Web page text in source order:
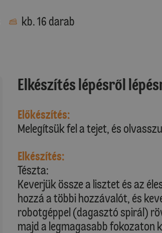
kb. 16 darab
Elkészítés lépésről
Előkészítés:
Melegítsük fel a tejet, és
Elkészítés:
Tészta:
Keverjük össze a lisztet és az
hozzá a többi hozzávalót, és
robotgéppel (dagasztó spirál)
majd a legmagasabb fokozaton